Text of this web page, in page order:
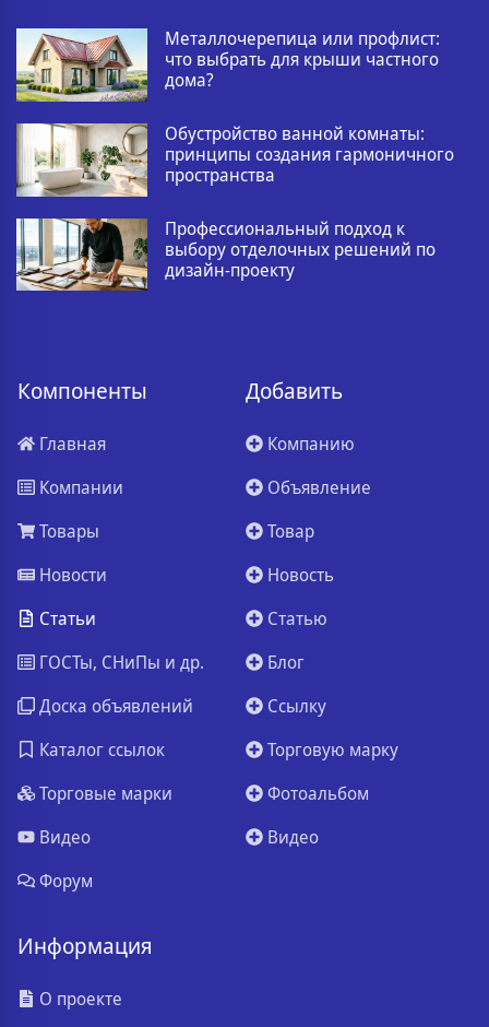
Металлочерепица или профлист:
что выбрать для крыши частного
дома?
Обустройство ванной комнаты:
принципы создания гармоничного
пространства
Профессиональный подход к
выбору отделочных решений по
дизайн-проекту
Компоненты
Главная
Компании
Товары
Новости
Статьи
ГОСТы, СНиПы и др.
Доска объявлений
Каталог ссылок
Торговые марки
Видео
Форум
Добавить
Компанию
Объявление
Товар
Новость
Статью
Блог
Ссылку
Торговую марку
Фотоальбом
Видео
Информация
О проекте